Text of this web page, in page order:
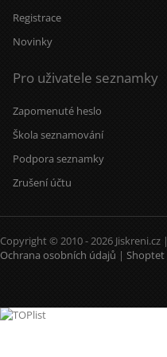
Registrace
Novinky
Pro uživatele seznamky
Zapomenuté heslo
Škola seznamování
Podpora seznamky
Zrušení účtu
Copyright © 2010 - 2026 Jiskreni.cz |
Ochrana osobních údajů | Shoptet